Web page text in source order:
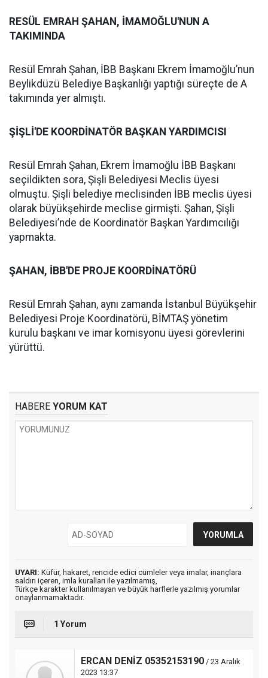
RESÜL EMRAH ŞAHAN, İMAMOĞLU'NUN A
TAKIMINDA
Resül Emrah Şahan, İBB Başkanı Ekrem İmamoğlu’nun
Beylikdüzü Belediye Başkanlığı yaptığı süreçte de A
takımında yer almıştı.
ŞİŞLİ'DE KOORDİNATÖR BAŞKAN YARDIMCISI
Resül Emrah Şahan, Ekrem İmamoğlu İBB Başkanı
seçildikten sora, Şişli Belediyesi Meclis üyesi
olmuştu. Şişli belediye meclisinden İBB meclis üyesi
olarak büyükşehirde meclise girmişti. Şahan, Şişli
Belediyesi’nde de Koordinatör Başkan Yardımcılığı
yapmakta.
ŞAHAN, İBB'DE PROJE KOORDİNATÖRÜ
Resül Emrah Şahan, aynı zamanda İstanbul Büyükşehir
Belediyesi Proje Koordinatörü, BİMTAŞ yönetim
kurulu başkanı ve imar komisyonu üyesi görevlerini
yürüttü.
HABERE YORUM KAT
UYARI: Küfür, hakaret, rencide edici cümleler veya imalar, inançlara
saldırı içeren, imla kuralları ile yazılmamış,
Türkçe karakter kullanılmayan ve büyük harflerle yazılmış yorumlar
onaylanmamaktadır.
1 Yorum
ERCAN DENİZ 05352153190 / 23 Aralık
2023 13:37